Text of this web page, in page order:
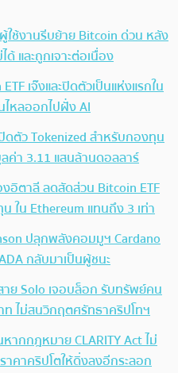
ใช้งานรีบย้าย Bitcoin ด่วน หลัง
ด้ และถูกเจาะต่อเนื่อง
เจ๊งและปิดตัวเป็นแห่งแรกใน
หลออกไปฝั่ง AI
ดตัว Tokenized สำหรับกองทุน
ค่า 3.11 แสนล้านดอลลาร์
อิตาลี ลดสัดส่วน Bitcoin ETF
ใน Ethereum แทนถึง 3 เท่า
ปลุกพลังคอมมูฯ Cardano
กลับมาเป็นผู้ชนะ
ย Solo เจอบล็อก รับทรัพย์คน
ท ไม่สนวิกฤตศรัทธาคริปโทฯ
ากกฎหมาย CLARITY Act ไม่
คาคริปโตให้ดิ่งลงอีกระลอก